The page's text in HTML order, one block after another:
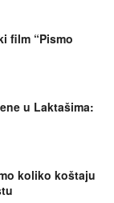
film “Pismo
u Laktašima:
koliko koštaju